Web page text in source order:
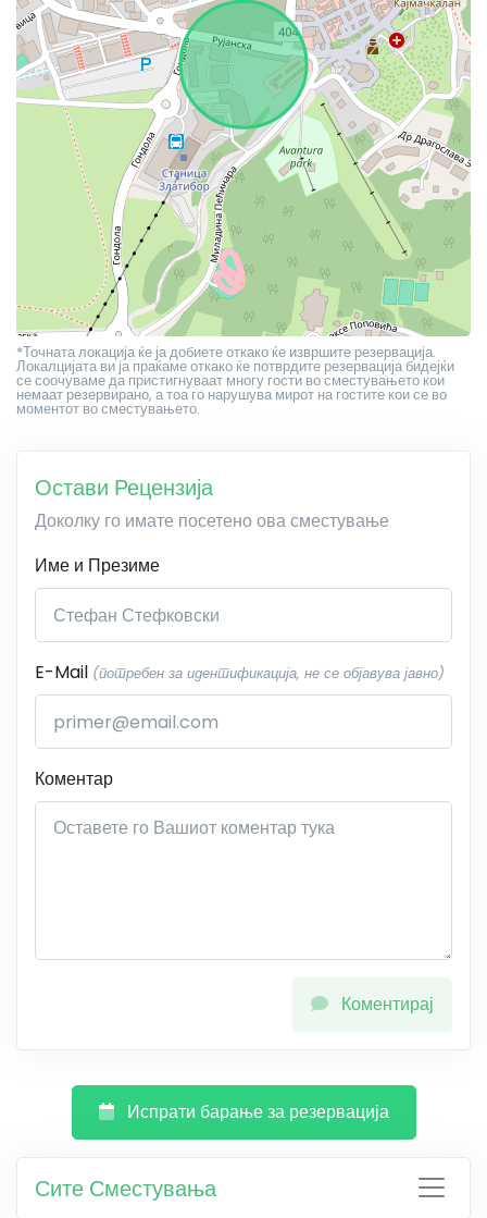
*Точната локација ќе ја добиете откако ќе извршите резервација.
Локалцијата ви ја праќаме откако ќе потврдите резервација бидејќи
се соочуваме да пристигнуваат многу гости во сместувањето кои
немаат резервирано, а тоа го нарушува мирот на гостите кои се во
моментот во сместувањето.
Остави Рецензија
Доколку го имате посетено ова сместување
Име и Презиме
E-Mail (потребен за идентификација, не се објавува јавно)
Коментар
Коментирај
Испрати барање за резервација
Сите Сместувања